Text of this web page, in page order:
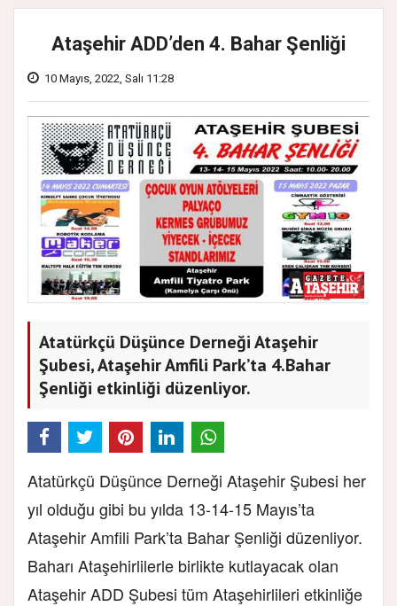
Ataşehir ADD’den 4. Bahar Şenliği
10 Mayıs, 2022, Salı 11:28
Atatürkçü Düşünce Derneği Ataşehir
Şubesi, Ataşehir Amfili Park’ta 4.Bahar
Şenliği etkinliği düzenliyor.
Atatürkçü Düşünce Derneği Ataşehir Şubesi her
yıl olduğu gibi bu yılda 13-14-15 Mayıs’ta
Ataşehir Amfili Park’ta Bahar Şenliği düzenliyor.
Baharı Ataşehirlilerle birlikte kutlayacak olan
Ataşehir ADD Şubesi tüm Ataşehirlileri etkinliğe